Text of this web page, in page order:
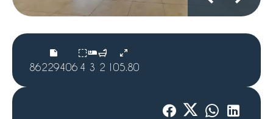
86229406 4 3 2 105.80